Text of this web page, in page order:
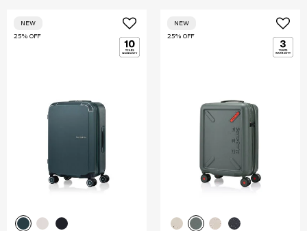
25% OFF
NEW
25% OFF
NEW